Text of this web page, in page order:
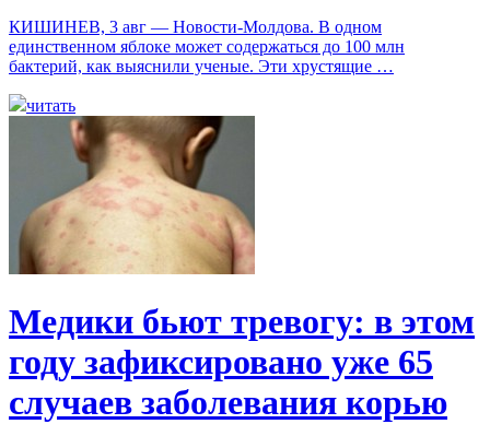
КИШИНЕВ, 3 авг — Новости-Молдова. В одном
единственном яблоке может содержаться до 100 млн
бактерий, как выяснили ученые. Эти хрустящие …
читать
Медики бьют тревогу: в этом
году зафиксировано уже 65
случаев заболевания корью